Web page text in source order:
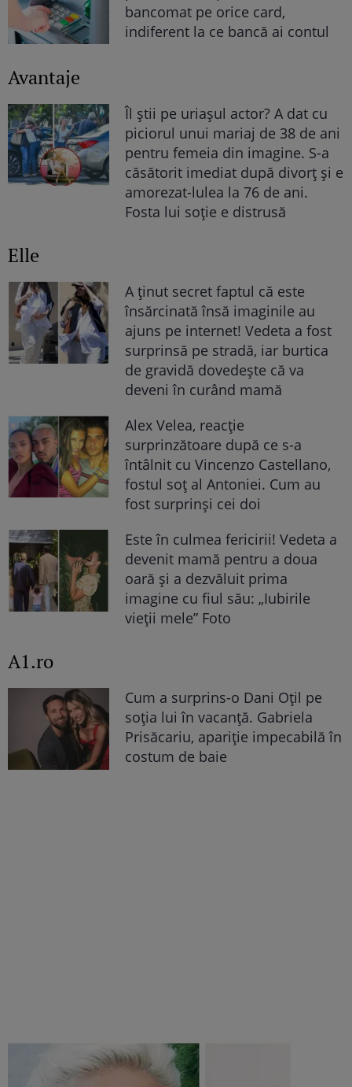
bancomat pe orice card,
indiferent la ce bancă ai contul
Avantaje
Îl știi pe uriașul actor? A dat cu
piciorul unui mariaj de 38 de ani
pentru femeia din imagine. S-a
căsătorit imediat după divorț și e
amorezat-lulea la 76 de ani.
Fosta lui soție e distrusă
Elle
A ținut secret faptul că este
însărcinată însă imaginile au
ajuns pe internet! Vedeta a fost
surprinsă pe stradă, iar burtica
de gravidă dovedește că va
deveni în curând mamă
Alex Velea, reacție
surprinzătoare după ce s-a
întâlnit cu Vincenzo Castellano,
fostul soț al Antoniei. Cum au
fost surprinși cei doi
Este în culmea fericirii! Vedeta a
devenit mamă pentru a doua
oară și a dezvăluit prima
imagine cu fiul său: „Iubirile
vieții mele” Foto
A1.ro
Cum a surprins-o Dani Oțil pe
soția lui în vacanță. Gabriela
Prisăcariu, apariție impecabilă în
costum de baie